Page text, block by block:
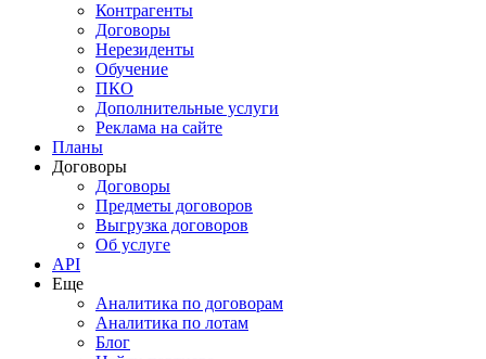
Контрагенты
Договоры
Нерезиденты
Обучение
ПКО
Дополнительные услуги
Реклама на сайте
Планы
Договоры
Договоры
Предметы договоров
Выгрузка договоров
Об услуге
API
Еще
Аналитика по договорам
Аналитика по лотам
Блог